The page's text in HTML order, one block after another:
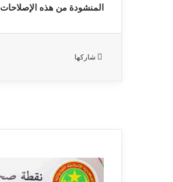
المنشودة من هذه الإصلاحات
شاركها